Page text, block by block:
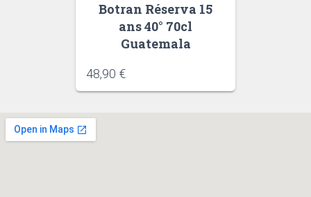
Botran Réserva 15
ans 40° 70cl
Guatemala
48,90 €